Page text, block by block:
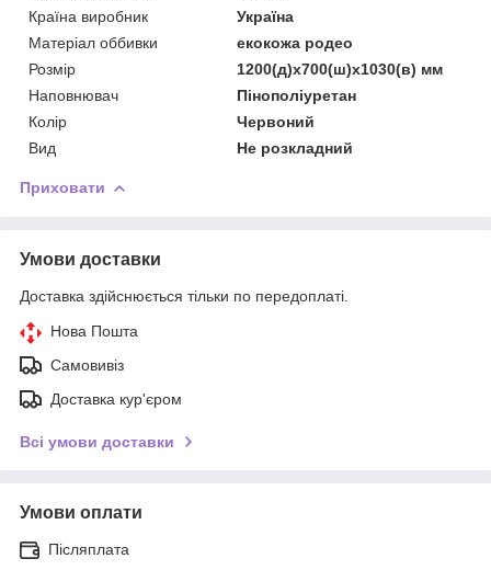
Країна виробник
Україна
Матеріал оббивки
екокожа родео
Розмір
1200(д)х700(ш)х1030(в) мм
Наповнювач
Пінополіуретан
Колір
Червоний
Вид
Не розкладний
Приховати
Умови доставки
Доставка здійснюється тільки по передоплаті.
Нова Пошта
Самовивіз
Доставка кур'єром
Всі умови доставки
Умови оплати
Післяплата